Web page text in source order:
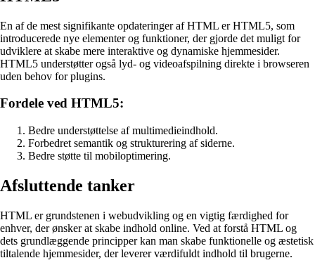
En af de mest signifikante opdateringer af HTML er HTML5, som
introducerede nye elementer og funktioner, der gjorde det muligt for
udviklere at skabe mere interaktive og dynamiske hjemmesider.
HTML5 understøtter også lyd- og videoafspilning direkte i browseren
uden behov for plugins.
Fordele ved HTML5:
Bedre understøttelse af multimedieindhold.
Forbedret semantik og strukturering af siderne.
Bedre støtte til mobiloptimering.
Afsluttende tanker
HTML er grundstenen i webudvikling og en vigtig færdighed for
enhver, der ønsker at skabe indhold online. Ved at forstå HTML og
dets grundlæggende principper kan man skabe funktionelle og æstetisk
tiltalende hjemmesider, der leverer værdifuldt indhold til brugerne.